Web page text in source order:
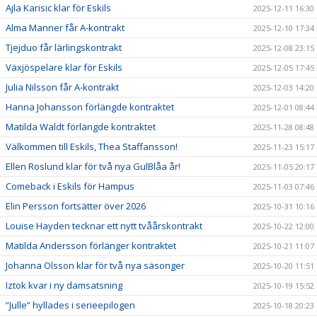
Ajla Karisic klar för Eskils 2025-12-11 16:30
Alma Manner får A-kontrakt 2025-12-10 17:34
Tjejduo får lärlingskontrakt 2025-12-08 23:15
Växjöspelare klar för Eskils 2025-12-05 17:45
Julia Nilsson får A-kontrakt 2025-12-03 14:20
Hanna Johansson förlängde kontraktet 2025-12-01 08:44
Matilda Waldt förlängde kontraktet 2025-11-28 08:48
Välkommen till Eskils, Thea Staffansson! 2025-11-23 15:17
Ellen Roslund klar för två nya GulBlåa år! 2025-11-05 20:17
Comeback i Eskils för Hampus 2025-11-03 07:46
Elin Persson fortsätter över 2026 2025-10-31 10:16
Louise Hayden tecknar ett nytt tvåårskontrakt 2025-10-22 12:00
Matilda Andersson förlänger kontraktet 2025-10-21 11:07
Johanna Olsson klar för två nya säsonger 2025-10-20 11:51
Iztok kvar i ny damsatsning 2025-10-19 15:52
”Julle” hyllades i serieepilogen 2025-10-18 20:23